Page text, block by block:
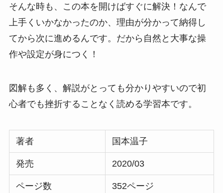
そんな時も、この本を開けばすぐに解決！なんで
上手くいかなかったのか、理由が分かって納得し
てから次に進めるんです。だから自然と大事な操
作や設定が身につく！
図解も多く、解説がとっても分かりやすいので初
心者でも挫折することなく読める学習本です。
著者 国本温子
発売 2020/03
ページ数 352ページ